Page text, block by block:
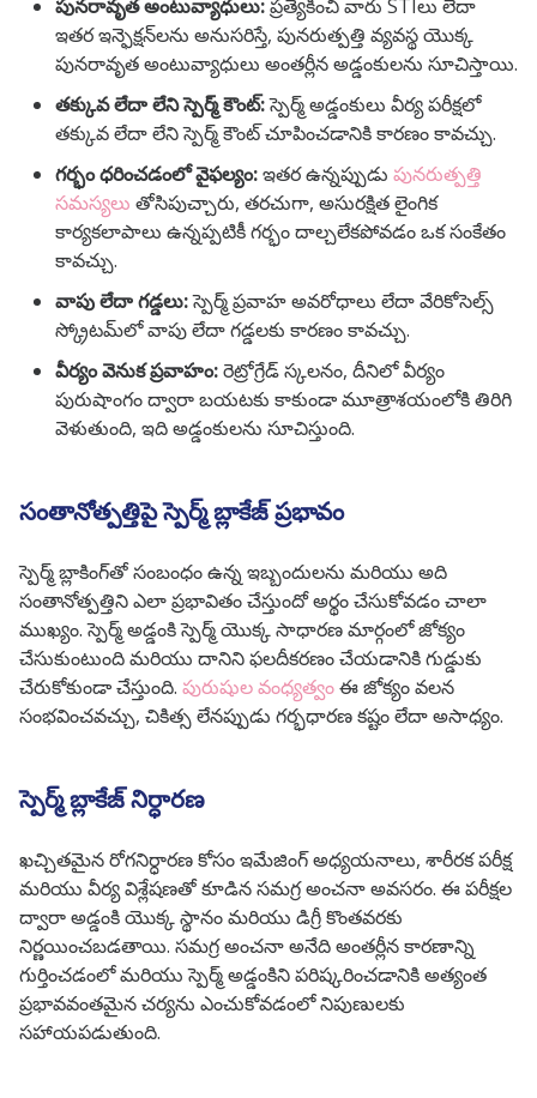
పునరావృత అంటువ్యాధులు:ప్రత్యేకించి వారు STIలు లేదా
ఇతర ఇన్ఫెక్షన్‌లను అనుసరిస్తే, పునరుత్పత్తి వ్యవస్థ యొక్క
పునరావృత అంటువ్యాధులు అంతర్లీన అడ్డంకులను సూచిస్తాయి.
తక్కువ లేదా లేని స్పెర్మ్ కౌంట్:స్పెర్మ్ అడ్డంకులు వీర్య పరీక్షలో
తక్కువ లేదా లేని స్పెర్మ్ కౌంట్ చూపించడానికి కారణం కావచ్చు.
గర్భం ధరించడంలో వైఫల్యం:ఇతర ఉన్నప్పుడు పునరుత్పత్తి
సమస్యలు తోసిపుచ్చారు, తరచుగా, అసురక్షిత లైంగిక
కార్యకలాపాలు ఉన్నప్పటికీ గర్భం దాల్చలేకపోవడం ఒక సంకేతం
కావచ్చు.
వాపు లేదా గడ్డలు:స్పెర్మ్ ప్రవాహ అవరోధాలు లేదా వేరికోసెల్స్
స్క్రోటమ్‌లో వాపు లేదా గడ్డలకు కారణం కావచ్చు.
వీర్యం వెనుక ప్రవాహం:రెట్రోగ్రేడ్ స్కలనం, దీనిలో వీర్యం
పురుషాంగం ద్వారా బయటకు కాకుండా మూత్రాశయంలోకి తిరిగి
వెళుతుంది, ఇది అడ్డంకులను సూచిస్తుంది.
సంతానోత్పత్తిపై స్పెర్మ్ బ్లాకేజ్ ప్రభావం
స్పెర్మ్ బ్లాకింగ్‌తో సంబంధం ఉన్న ఇబ్బందులను మరియు అది
సంతానోత్పత్తిని ఎలా ప్రభావితం చేస్తుందో అర్థం చేసుకోవడం చాలా
ముఖ్యం. స్పెర్మ్ అడ్డంకి స్పెర్మ్ యొక్క సాధారణ మార్గంలో జోక్యం
చేసుకుంటుంది మరియు దానిని ఫలదీకరణం చేయడానికి గుడ్డుకు
చేరుకోకుండా చేస్తుంది. పురుషుల వంధ్యత్వంఈ జోక్యం వలన
సంభవించవచ్చు, చికిత్స లేనప్పుడు గర్భధారణ కష్టం లేదా అసాధ్యం.
స్పెర్మ్ బ్లాకేజ్ నిర్ధారణ
ఖచ్చితమైన రోగనిర్ధారణ కోసం ఇమేజింగ్ అధ్యయనాలు, శారీరక పరీక్ష
మరియు వీర్య విశ్లేషణతో కూడిన సమగ్ర అంచనా అవసరం. ఈ పరీక్షల
ద్వారా అడ్డంకి యొక్క స్థానం మరియు డిగ్రీ కొంతవరకు
నిర్ణయించబడతాయి. సమగ్ర అంచనా అనేది అంతర్లీన కారణాన్ని
గుర్తించడంలో మరియు స్పెర్మ్ అడ్డంకిని పరిష్కరించడానికి అత్యంత
ప్రభావవంతమైన చర్యను ఎంచుకోవడంలో నిపుణులకు
సహాయపడుతుంది.